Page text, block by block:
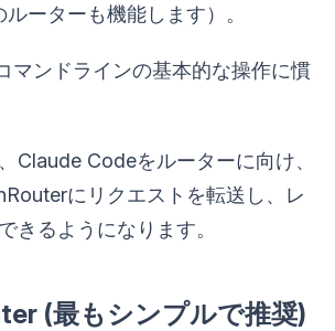
ーターも機能します）。
ンドラインの基本的な操作に慣
Claude Codeをルーターに向け、
にリクエストを転送し、レ
きるようになります。
(最もシンプルで推奨)